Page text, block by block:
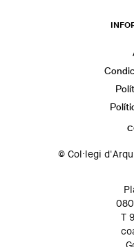
© Col·legi
T